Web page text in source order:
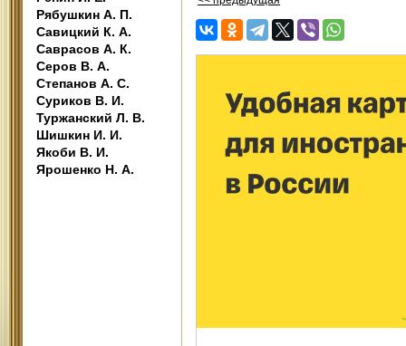
Рябушкин А. П.
Савицкий К. А.
Саврасов А. К.
Серов В. А.
Степанов А. С.
Суриков В. И.
Туржанский Л. В.
Шишкин И. И.
Якоби В. И.
Ярошенко Н. А.